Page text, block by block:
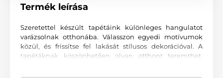
Termék leírása
Szeretettel készült tapétáink különleges hangulatot
varázsolnak otthonába. Válasszon egyedi motívumok
közül, és frissítse fel lakását stílusos dekorációval. A
tapétáknak köszönhetően olyan otthont teremthet,